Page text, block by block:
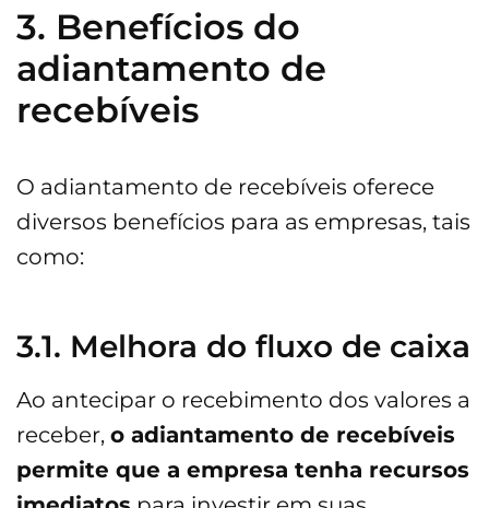
3. Benefícios do
adiantamento de
recebíveis
O adiantamento de recebíveis oferece
diversos benefícios para as empresas, tais
como:
3.1. Melhora do fluxo de caixa
Ao antecipar o recebimento dos valores a
receber, o adiantamento de recebíveis
permite que a empresa tenha recursos